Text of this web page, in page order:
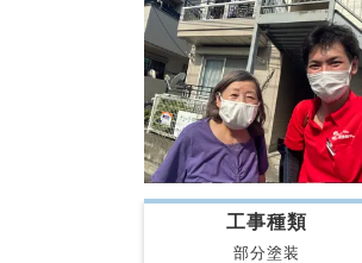
工事種類
部分塗装